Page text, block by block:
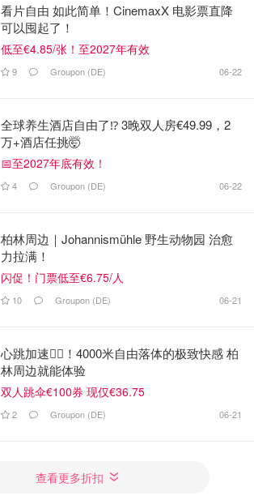
看片自由 如此简单！CinemaxX 电影票直降
可以囤起了！
低至€4.85/张！至2027年有效
9 Groupon (DE) 06-22
全球养生酒店自由了⁉️ 3晚双人房€49.99，2
万+酒店任挑🤯
📅至2027年底有效！
4 Groupon (DE) 06-22
柏林周边｜Johannismühle 野生动物园 治愈
力拉满！
闪促！门票低至€6.75/人
10 Groupon (DE) 06-21
心跳加速❤️‍🔥！4000米自由落体的极致快感 柏
林周边就能体验
双人跳伞€100券 现仅€36.75
2 Groupon (DE) 06-21
查看更多折扣